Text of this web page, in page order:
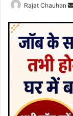
Rajat Chauhan